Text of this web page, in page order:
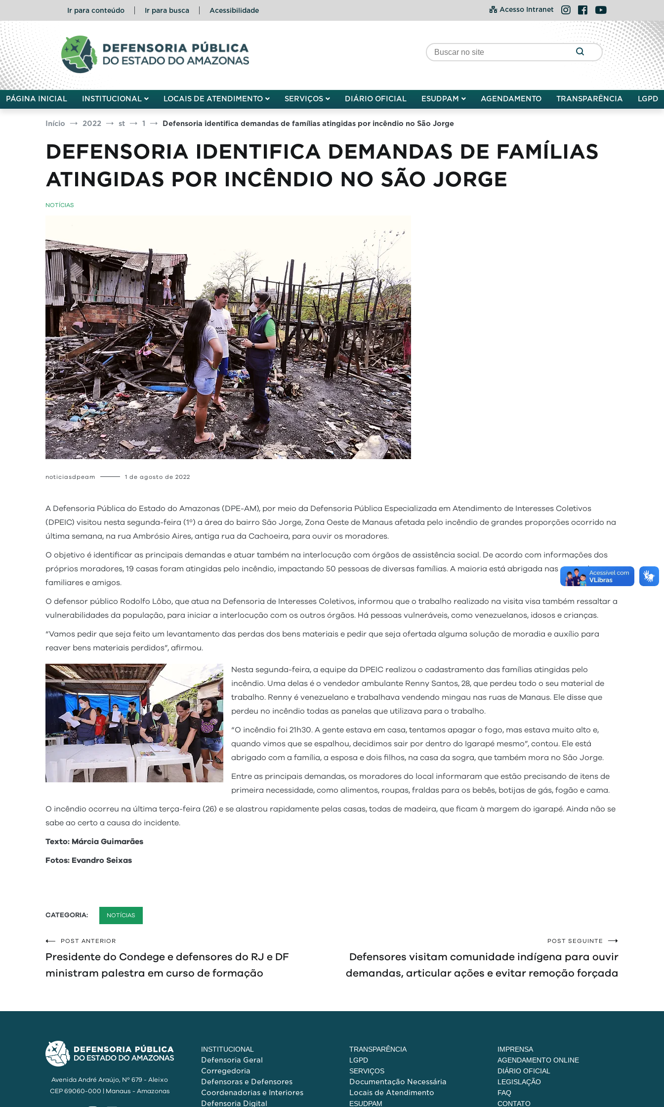
o
conteúdo
Ir para conteúdo Ir para busca Acessibilidade Acesso Intranet Instagram
FacebookYouTube
Defensoria Pública do Estado do Amazonas
PÁGINA INICIAL INSTITUCIONAL LOCAIS DE ATENDIMENTO SERVIÇOS DIÁRIO OFICIAL ESUDPAM AGENDAMENTO TRANSPARÊNCIA LGPD
Início 2022 st 1 Defensoria identifica demandas de famílias atingidas por incêndio no São Jorge
DEFENSORIA IDENTIFICA DEMANDAS DE FAMÍLIAS
ATINGIDAS POR INCÊNDIO NO SÃO JORGE
NOTÍCIAS
noticiasdpeam 1 de agosto de 2022
A Defensoria Pública do Estado do Amazonas (DPE-AM), por meio da Defensoria Pública Especializada em Atendimento de Interesses Coletivos
(DPEIC) visitou nesta segunda-feira (1º) a área do bairro São Jorge, Zona Oeste de Manaus afetada pelo incêndio de grandes proporções ocorrido na
última semana, na rua Ambrósio Aires, antiga rua da Cachoeira, para ouvir os moradores.
O objetivo é identificar as principais demandas e atuar também na interlocução com órgãos de assistência social. De acordo com informações dos
próprios moradores, 19 casas foram atingidas pelo incêndio, impactando 50 pessoas de diversas famílias. A maioria está abrigada nas casas de
familiares e amigos.
O defensor público Rodolfo Lôbo, que atua na Defensoria de Interesses Coletivos, informou que o trabalho realizado na visita visa também ressaltar a
vulnerabilidades da população, para iniciar a interlocução com os outros órgãos. Há pessoas vulneráveis, como venezuelanos, idosos e crianças.
“Vamos pedir que seja feito um levantamento das perdas dos bens materiais e pedir que seja ofertada alguma solução de moradia e auxílio para
reaver bens materiais perdidos”, afirmou.
Nesta segunda-feira, a equipe da DPEIC realizou o cadastramento das famílias atingidas pelo
incêndio. Uma delas é o vendedor ambulante Renny Santos, 28, que perdeu todo o seu material de
trabalho. Renny é venezuelano e trabalhava vendendo mingau nas ruas de Manaus. Ele disse que
perdeu no incêndio todas as panelas que utilizava para o trabalho.
“O incêndio foi 21h30. A gente estava em casa, tentamos apagar o fogo, mas estava muito alto e,
quando vimos que se espalhou, decidimos sair por dentro do Igarapé mesmo”, contou. Ele está
abrigado com a família, a esposa e dois filhos, na casa da sogra, que também mora no São Jorge.
Entre as principais demandas, os moradores do local informaram que estão precisando de itens de
primeira necessidade, como alimentos, roupas, fraldas para os bebês, botijas de gás, fogão e cama.
O incêndio ocorreu na última terça-feira (26) e se alastrou rapidamente pelas casas, todas de madeira, que ficam à margem do igarapé. Ainda não se
sabe ao certo a causa do incidente.
Texto: Márcia Guimarães
Fotos: Evandro Seixas
CATEGORIA: NOTÍCIAS
Navegação
de
POST ANTERIOR
Presidente do Condege e defensores do RJ e DF
ministram palestra em curso de formação
POST SEGUINTE
Defensores visitam comunidade indígena para ouvir
demandas, articular ações e evitar remoção forçada
Avenida André Araújo, Nº 679 - Aleixo
CEP 69060-000 | Manaus - Amazonas
INSTITUCIONAL
Defensoria Geral
Corregedoria
Defensoras e Defensores
Coordenadorias e Interiores
Defensoria Digital
TRANSPARÊNCIA
LGPD
SERVIÇOS
Documentação Necessária
Locais de Atendimento
ESUDPAM
IMPRENSA
AGENDAMENTO ONLINE
DIÁRIO OFICIAL
LEGISLAÇÃO
FAQ
CONTATO